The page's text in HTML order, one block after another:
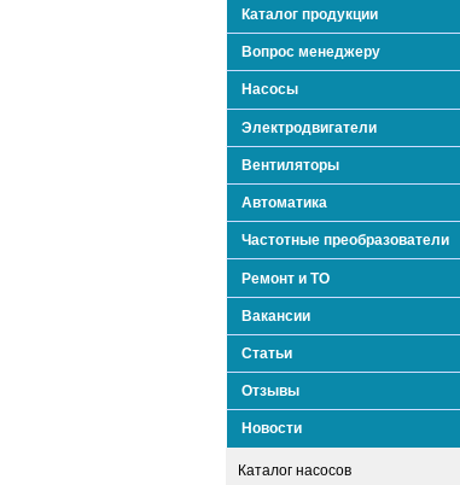
Каталог продукции
Вопрос менеджеру
Насосы
Электродвигатели
Вентиляторы
Автоматика
Частотные преобразователи
Ремонт и ТО
Вакансии
Статьи
Отзывы
Новости
Каталог насосов